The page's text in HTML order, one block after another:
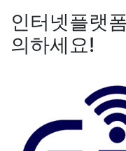
인터넷플랫
의하세요!